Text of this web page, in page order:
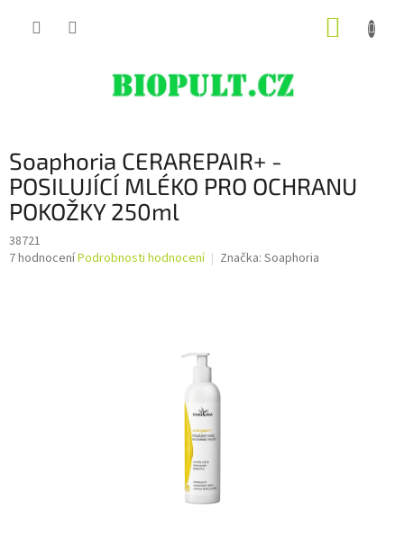
Soaphoria CERAREPAIR+ -
POSILUJÍCÍ MLÉKO PRO OCHRANU
POKOŽKY 250ml
38721
Průměrné
7 hodnoceníPodrobnosti hodnocení Značka: Soaphoria